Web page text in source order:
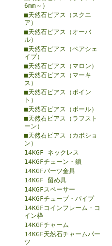
6mm～）
■天然石ピアス（スクエ
ア）
■天然石ピアス（オーバ
ル）
■天然石ピアス（ペアシェ
イプ）
■天然石ピアス（マロン）
■天然石ピアス（マーキ
ス）
■天然石ピアス（ポイン
ト）
■天然石ピアス（ボール）
■天然石ピアス（ラフスト
ーン）
■天然石ピアス（カボショ
ン）
14KGF ネックレス
14KGFチェーン・鎖
14KGFパーツ金具
14KGF 留め具
14KGFスペーサー
14KGFチューブ・パイプ
14KGFコインフレーム・コ
イン枠
14KGFチャーム
14KGF天然石チャームパー
ツ